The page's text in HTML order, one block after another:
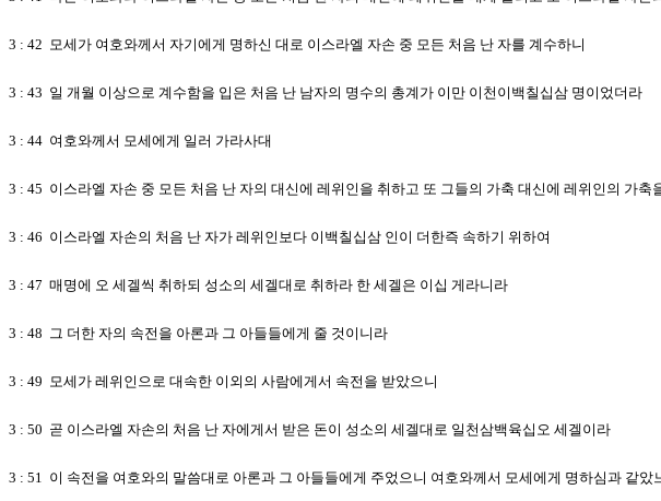
3 : 42 모세가 여호와께서 자기에게 명하신 대로 이스라엘 자손 중 모든 처음 난 자를 계수하니
3 : 43 일 개월 이상으로 계수함을 입은 처음 난 남자의 명수의 총계가 이만 이천이백칠십삼 명이었더라
3 : 44 여호와께서 모세에게 일러 가라사대
3 : 45 이스라엘 자손 중 모든 처음 난 자의 대신에 레위인을 취하고 또 그들의 가축 대신에 레위인의 가
3 : 46 이스라엘 자손의 처음 난 자가 레위인보다 이백칠십삼 인이 더한즉 속하기 위하여
3 : 47 매명에 오 세겔씩 취하되 성소의 세겔대로 취하라 한 세겔은 이십 게라니라
3 : 48 그 더한 자의 속전을 아론과 그 아들들에게 줄 것이니라
3 : 49 모세가 레위인으로 대속한 이외의 사람에게서 속전을 받았으니
3 : 50 곧 이스라엘 자손의 처음 난 자에게서 받은 돈이 성소의 세겔대로 일천삼백육십오 세겔이라
3 : 51 이 속전을 여호와의 말씀대로 아론과 그 아들들에게 주었으니 여호와께서 모세에게 명하심과 같았